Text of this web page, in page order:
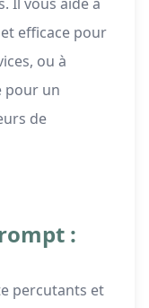
Il vous aide à
efficace pour
ou à
pour un
de
:
percutants et